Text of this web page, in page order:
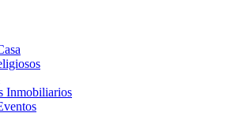
Inmobiliarios